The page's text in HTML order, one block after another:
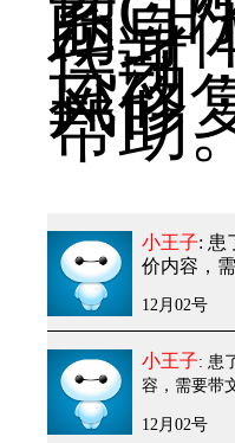
助身
代谢
运动
风修
帮助
小王子: 患
价内容，
12月02号
小王子: 患
容，需要带
12月02号